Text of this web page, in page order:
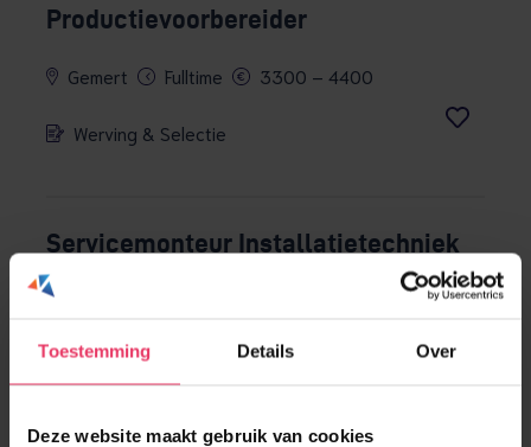
Toestemming Details Over
Deze website maakt gebruik van cookies
Productievoorbereider
Gemert Fulltime 3300 – 4400
Werving & Selectie
Servicemonteur Installatietechniek
3300 – 4200
Uitzenden met kans op vast